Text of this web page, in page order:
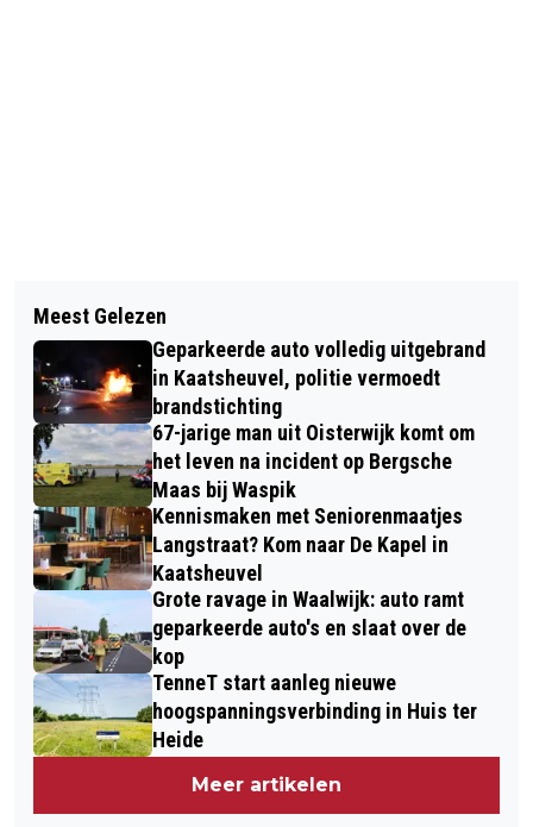
BEWONER AANGEHOUDEN NA DOOD
VAN VROUW IN SPRANG-CAPELLE
WAARDEVOLLE SPULLEN
BUITGEMAAKT BIJ 91-JARIGE VROUW
DOOR NEPAGENT
Meest Gelezen
Geparkeerde auto volledig uitgebrand
in Kaatsheuvel, politie vermoedt
brandstichting
67-jarige man uit Oisterwijk komt om
het leven na incident op Bergsche
Maas bij Waspik
Kennismaken met Seniorenmaatjes
Langstraat? Kom naar De Kapel in
Kaatsheuvel
Grote ravage in Waalwijk: auto ramt
geparkeerde auto's en slaat over de
kop
TenneT start aanleg nieuwe
hoogspanningsverbinding in Huis ter
Heide
Meer artikelen